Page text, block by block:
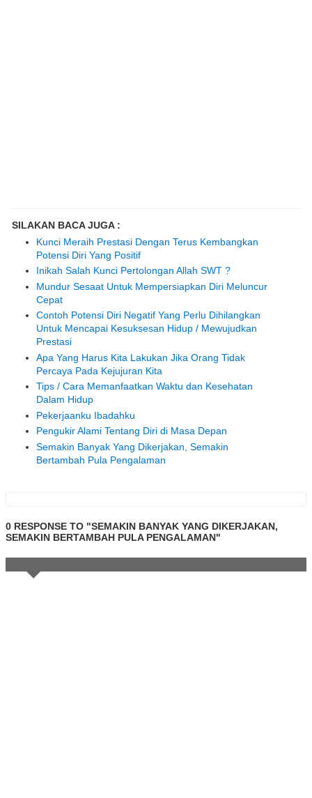
SILAKAN BACA JUGA :
Kunci Meraih Prestasi Dengan Terus Kembangkan
Potensi Diri Yang Positif
Inikah Salah Kunci Pertolongan Allah SWT ?
Mundur Sesaat Untuk Mempersiapkan Diri Meluncur
Cepat
Contoh Potensi Diri Negatif Yang Perlu Dihilangkan
Untuk Mencapai Kesuksesan Hidup / Mewujudkan
Prestasi
Apa Yang Harus Kita Lakukan Jika Orang Tidak
Percaya Pada Kejujuran Kita
Tips / Cara Memanfaatkan Waktu dan Kesehatan
Dalam Hidup
Pekerjaanku Ibadahku
Pengukir Alami Tentang Diri di Masa Depan
Semakin Banyak Yang Dikerjakan, Semakin
Bertambah Pula Pengalaman
0 RESPONSE TO "SEMAKIN BANYAK YANG DIKERJAKAN,
SEMAKIN BERTAMBAH PULA PENGALAMAN"